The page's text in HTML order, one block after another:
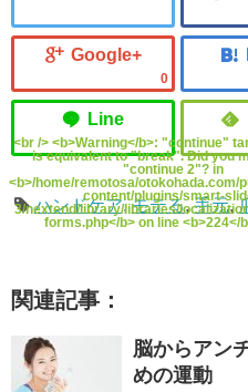
0
<br /> <b>Warning</b>: "continue"
is equivalent to "break". Did you
"continue 2"? in
<b>/home/remotosa/otokohada.com/
content/plugins/smart-
3/nextend/library/libraries/
forms.php</b> on line <b>224</
ハンドケア,モテる,手元,
関連記事：
脳からアン
めの運動